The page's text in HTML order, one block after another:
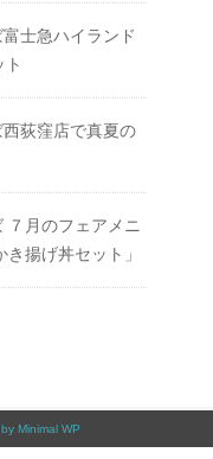
士急ハイランド
荻窪店で真夏の
７月のフェアメニ
揚げ丼セット」
Minimal WP